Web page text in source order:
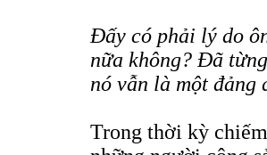
Đấy có phải lý do
nữa không? Đã
nó vẫn là một đảng
Trong thời kỳ